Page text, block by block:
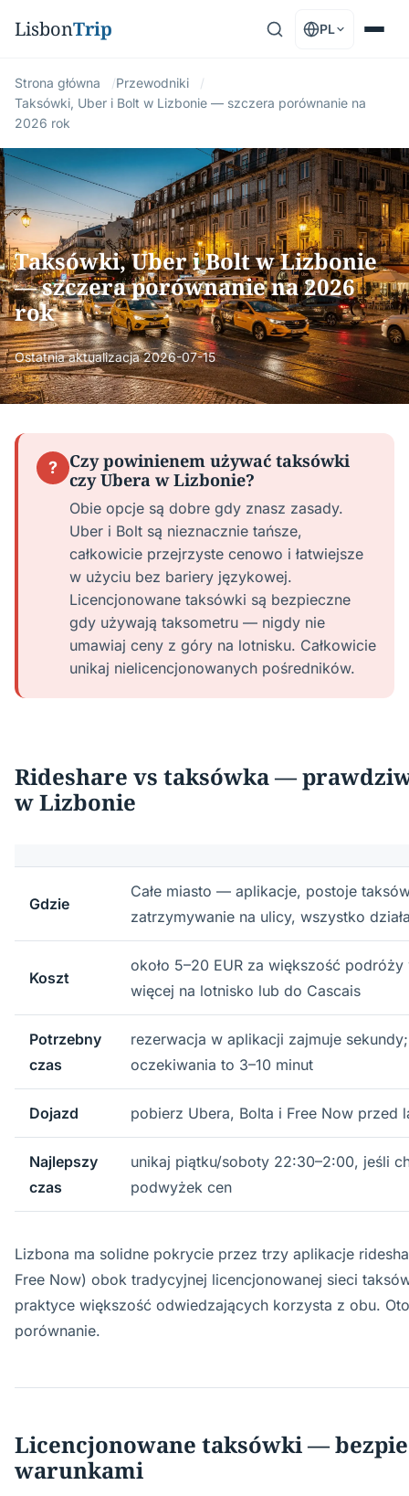
LisbonTrip PL
Strona główna
Przewodniki
Taksówki, Uber i Bolt w Lizbonie — szczera porównanie na
2026 rok
Taksówki, Uber i Bolt w Lizbonie
— szczera porównanie na 2026
rok
Ostatnia aktualizacja2026-07-15
?
Czy powinienem używać taksówki
czy Ubera w Lizbonie?
Obie opcje są dobre gdy znasz zasady.
Uber i Bolt są nieznacznie tańsze,
całkowicie przejrzyste cenowo i łatwiejsze
w użyciu bez bariery językowej.
Licencjonowane taksówki są bezpieczne
gdy używają taksometru — nigdy nie
umawiaj ceny z góry na lotnisku. Całkowicie
unikaj nielicencjonowanych pośredników.
Rideshare vs taksówka —
w Lizbonie
Gdzie
Całe miasto — aplikacje, postoje
zatrzymywanie na ulicy, wszystko
Koszt
około 5–20 EUR za większość
więcej na lotnisko lub do Cascais
Potrzebny
czas
rezerwacja w aplikacji zajmuje
oczekiwania to 3–10 minut
Dojazd pobierz Ubera, Bolta i Free Now przed
Najlepszy
czas
unikaj piątku/soboty 22:30–2:00, jeśli
podwyżek cen
Lizbona ma solidne pokrycie przez trzy aplikacje
Free Now) obok tradycyjnej licencjonowanej sieci
praktyce większość odwiedzających korzysta z obu.
porównanie.
Licencjonowane taksówki —
warunkami